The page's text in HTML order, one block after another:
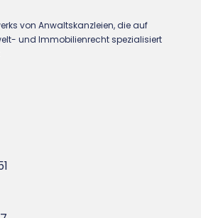
von Anwaltskanzleien, die auf
und Immobilienrecht spezialisiert